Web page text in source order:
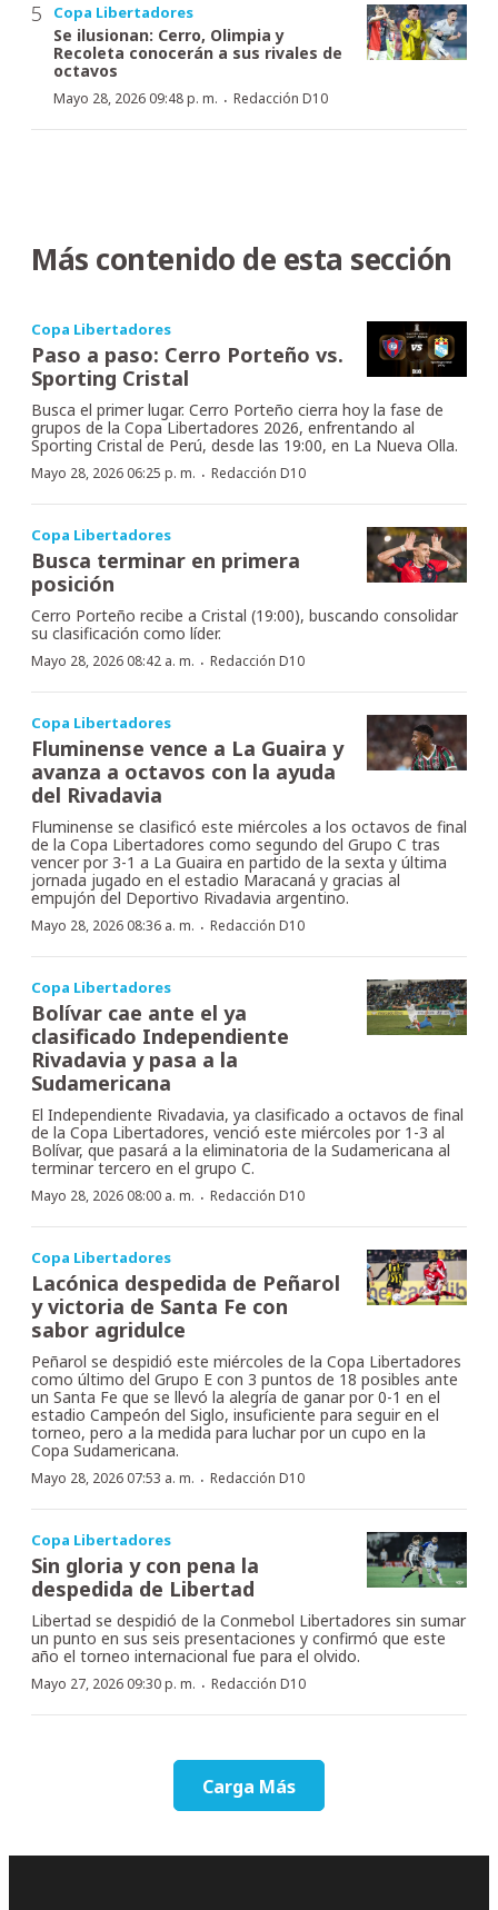
Copa Libertadores
Se ilusionan: Cerro, Olimpia y
Recoleta conocerán a sus rivales de
octavos
Mayo 28, 2026 09:48 p. m. · Redacción D10
Más contenido de esta sección
Copa Libertadores
Paso a paso: Cerro Porteño vs.
Sporting Cristal
Busca el primer lugar. Cerro Porteño cierra hoy la fase de
grupos de la Copa Libertadores 2026, enfrentando al
Sporting Cristal de Perú, desde las 19:00, en La Nueva Olla.
Mayo 28, 2026 06:25 p. m. · Redacción D10
Copa Libertadores
Busca terminar en primera
posición
Cerro Porteño recibe a Cristal (19:00), buscando consolidar
su clasificación como líder.
Mayo 28, 2026 08:42 a. m. · Redacción D10
Copa Libertadores
Fluminense vence a La Guaira y
avanza a octavos con la ayuda
del Rivadavia
Fluminense se clasificó este miércoles a los octavos de final
de la Copa Libertadores como segundo del Grupo C tras
vencer por 3-1 a La Guaira en partido de la sexta y última
jornada jugado en el estadio Maracaná y gracias al
empujón del Deportivo Rivadavia argentino.
Mayo 28, 2026 08:36 a. m. · Redacción D10
Copa Libertadores
Bolívar cae ante el ya
clasificado Independiente
Rivadavia y pasa a la
Sudamericana
El Independiente Rivadavia, ya clasificado a octavos de final
de la Copa Libertadores, venció este miércoles por 1-3 al
Bolívar, que pasará a la eliminatoria de la Sudamericana al
terminar tercero en el grupo C.
Mayo 28, 2026 08:00 a. m. · Redacción D10
Copa Libertadores
Lacónica despedida de Peñarol
y victoria de Santa Fe con
sabor agridulce
Peñarol se despidió este miércoles de la Copa Libertadores
como último del Grupo E con 3 puntos de 18 posibles ante
un Santa Fe que se llevó la alegría de ganar por 0-1 en el
estadio Campeón del Siglo, insuficiente para seguir en el
torneo, pero a la medida para luchar por un cupo en la
Copa Sudamericana.
Mayo 28, 2026 07:53 a. m. · Redacción D10
Copa Libertadores
Sin gloria y con pena la
despedida de Libertad
Libertad se despidió de la Conmebol Libertadores sin sumar
un punto en sus seis presentaciones y confirmó que este
año el torneo internacional fue para el olvido.
Mayo 27, 2026 09:30 p. m. · Redacción D10
Carga Más